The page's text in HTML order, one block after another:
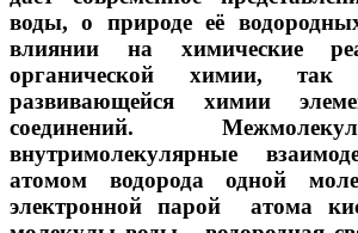
воды, о природе её
влиянии на химические
органической химии,
развивающейся химии
соединений.
внутримолекулярные
атомом водорода одной
электронной парой атома